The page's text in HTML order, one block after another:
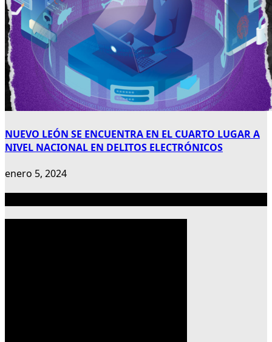
NUEVO LEÓN SE ENCUENTRA EN EL CUARTO LUGAR A
NIVEL NACIONAL EN DELITOS ELECTRÓNICOS
enero 5, 2024